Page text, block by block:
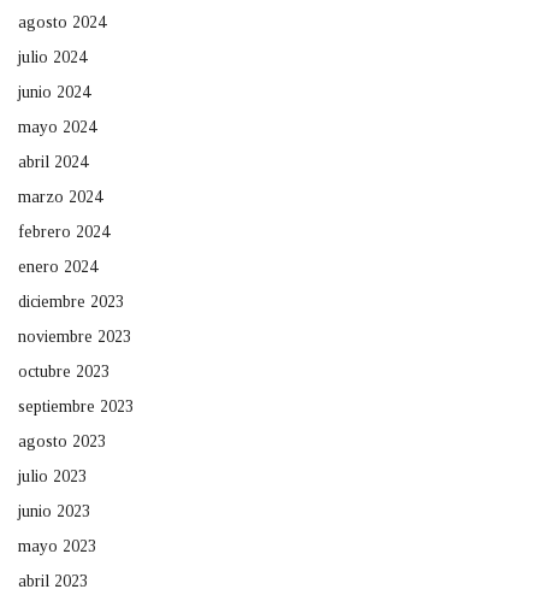
agosto 2024
julio 2024
junio 2024
mayo 2024
abril 2024
marzo 2024
febrero 2024
enero 2024
diciembre 2023
noviembre 2023
octubre 2023
septiembre 2023
agosto 2023
julio 2023
junio 2023
mayo 2023
abril 2023